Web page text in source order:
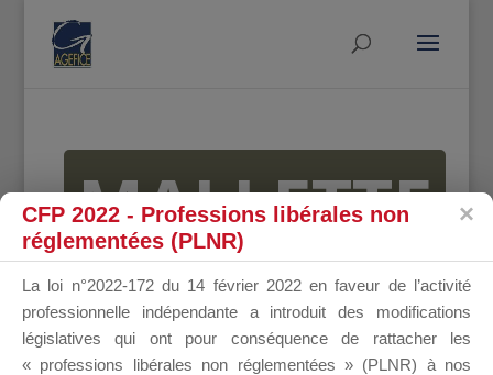
MALLETTE
DU
CFP 2022 - Professions libérales non
réglementées (PLNR)
La loi n°2022-172 du 14 février 2022 en faveur de l’activité
professionnelle indépendante a introduit des modifications
législatives qui ont pour conséquence de rattacher les
« professions libérales non réglementées » (PLNR) à nos